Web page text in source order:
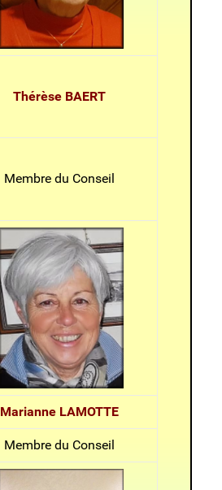
Thérèse BAERT
Membre du Conseil
Marianne LAMOTTE
Membre du Conseil